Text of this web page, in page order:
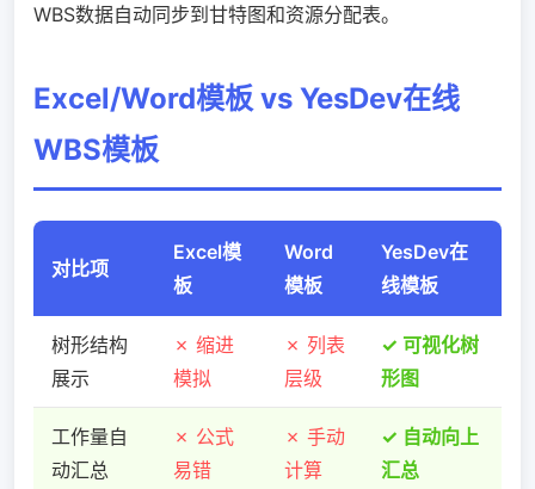
WBS数据自动同步到甘特图和资源分配表。
Excel/Word模板 vs YesDev在线
WBS模板
对比项
Excel模
板
Word
模板
YesDev在
线模板
树形结构
展示
✗ 缩进
模拟
✗ 列表
层级
✓ 可视化树
形图
工作量自
动汇总
✗ 公式
易错
✗ 手动
计算
✓ 自动向上
汇总